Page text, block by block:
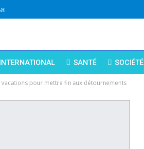
INTERNATIONAL SANTÉ SOCIÉTÉ
pour mettre fin aux détournements